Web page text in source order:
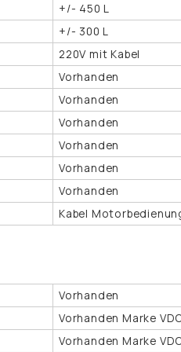
+/- 450 L
+/- 300 L
220V mit Kabel
Vorhanden
Vorhanden
Vorhanden
Vorhanden
Vorhanden
Vorhanden
Kabel
Vorhanden
Vorhanden Marke
Vorhanden Marke